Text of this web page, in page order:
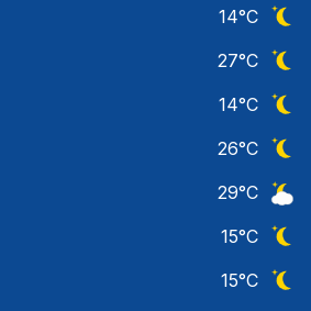
14°C
27°C
14°C
26°C
29°C
15°C
15°C